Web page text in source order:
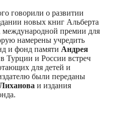
говорили о развитии
новых книг Альберта
международной премии для
намерены учредить
и фонд памяти Андрея
Турции и России встреч
для детей и
были переданы
и издания